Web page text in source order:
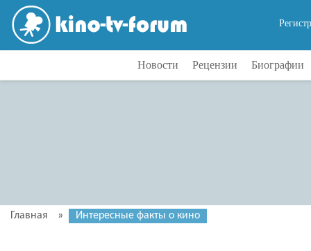
Новости Рецензии Биографии
Главная » Интересные факты о кино